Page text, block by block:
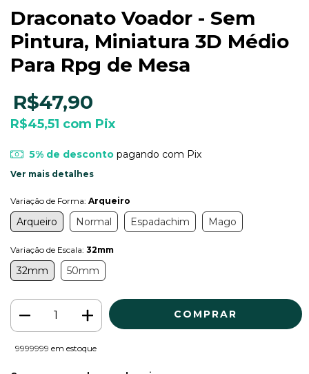
Draconato Voador - Sem
Pintura, Miniatura 3D Médio
Para Rpg de Mesa
R$47,90
R$45,51 com Pix
5% de descontopagando com Pix
Ver mais detalhes
Variação de Forma: Arqueiro
Arqueiro Normal Espadachim Mago
Variação de Escala: 32mm
32mm 50mm
9999999 em estoque